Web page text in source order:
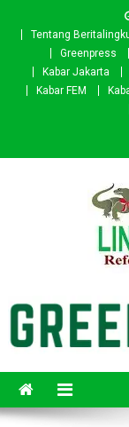
Tentang
Greenpress
Kabar Jakarta
Kabar FEM